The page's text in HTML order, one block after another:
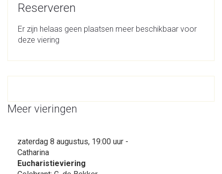
Reserveren
Er zijn helaas geen plaatsen meer beschikbaar voor
deze viering
Meer vieringen
zaterdag 8 augustus, 19:00 uur -
Catharina
Eucharistieviering